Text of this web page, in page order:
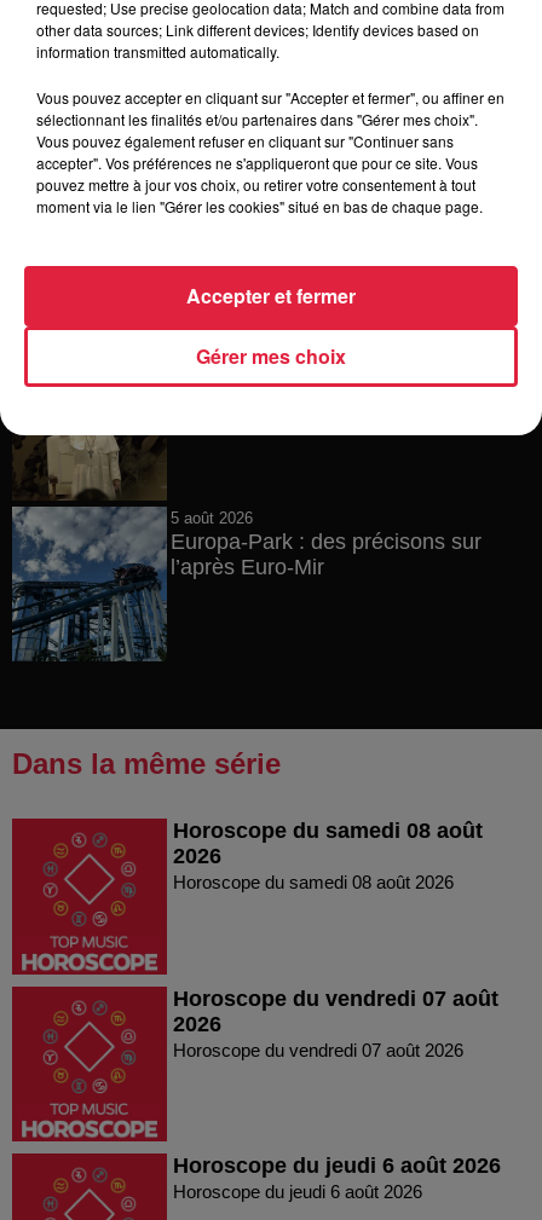
6 août 2026
Tags antisémites à Strasbourg :
6 août 2026
Au zoo de Mulhouse : rencontre
6 août 2026
Les dernières infos sur la venue du
5 août 2026
Europa-Park : des précisons sur
l’après Euro-Mir
Dans la même série
Horoscope du samedi 08 août
2026
Horoscope du samedi 08 août 2026
Horoscope du vendredi 07 août
2026
Horoscope du vendredi 07 août 2026
Horoscope du jeudi 6 août 2026
Horoscope du jeudi 6 août 2026
requested; Use precise geolocation data; Match and combine data from
other data sources; Link different devices; Identify devices based on
information transmitted automatically.
Vous pouvez accepter en cliquant sur "Accepter et fermer", ou affiner en
sélectionnant les finalités et/ou partenaires dans "Gérer mes choix".
Vous pouvez également refuser en cliquant sur "Continuer sans
accepter". Vos préférences ne s'appliqueront que pour ce site. Vous
pouvez mettre à jour vos choix, ou retirer votre consentement à tout
moment via le lien "Gérer les cookies" situé en bas de chaque page.
Gérer mes choix
Accepter et fermer